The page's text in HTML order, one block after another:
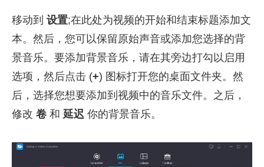
移动到 设置;在此处为视频的开始和结束标题添加文
本。然后，您可以保留原始声音或添加您选择的背
景音乐。要添加背景音乐，请在其旁边打勾以启用
选项，然后点击 (+) 图标打开您的桌面文件夹。然
后，选择您想要添加到视频中的音乐文件。之后，
修改 卷 和 延迟 你的背景音乐。